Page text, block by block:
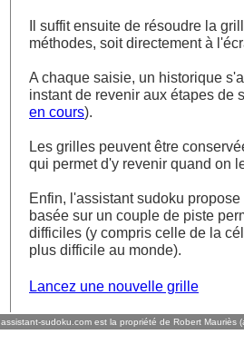
Il suffit ensuite de résoudre la
méthodes, soit directement à
A chaque saisie, un historique
instant de revenir aux étapes de
en cours).
Les grilles peuvent être
qui permet d'y revenir quand on
Enfin, l'assistant sudoku
basée sur un couple de piste
difficiles (y compris celle de la
plus difficile au monde).
Lancez une nouvelle grille
assistant-sudoku.com est la propriété de Robert Mauriès